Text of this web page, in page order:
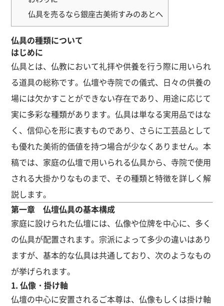
仏具を売るなら銀座古美術すみのあとへ
仏具の種類について
はじめに
仏具とは、仏教において礼拝や供養を行う際に用いられ
る道具の総称です。仏壇や寺院での儀式、日々の供養の
場には欠かすことができない存在であり、用途に応じて
実に多彩な種類があります。仏具は単なる実用品ではな
く、信仰心を形に表すものであり、さらに工芸品として
も優れた美術的価値を持つ場合が少なくありません。本
稿では、家庭の仏壇で用いられる仏具から、寺院で使用
される大掛かりなものまで、その種類と特徴を詳しく解
説します。
第一章 仏壇仏具の基本構成
家庭に設けられた仏壇には、仏像や位牌を中心に、多く
の仏具が配置されます。宗派によって多少の違いはあり
ますが、基本的な仏具は共通しており、次のようなもの
が挙げられます。
1. 仏像・掛け軸
仏壇の中心に安置されるご本尊は、仏像もしくは掛け軸